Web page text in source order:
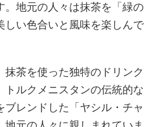
。地元の人々は抹茶を「緑の
しい色合いと風味を楽しんで
抹茶を使った独特のドリンク
トルクメニスタンの伝統的な
ブレンドした「ヤシル・チャ